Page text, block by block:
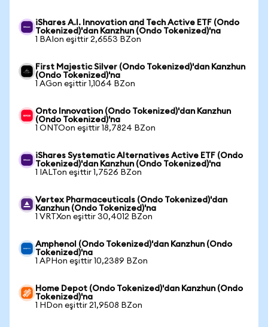
iShares A.I. Innovation and Tech Active ETF (Ondo
Tokenized)'dan Kanzhun (Ondo Tokenized)'na
1 BAIon eşittir 2,6553 BZon
First Majestic Silver (Ondo Tokenized)'dan Kanzhun
(Ondo Tokenized)'na
1 AGon eşittir 1,1064 BZon
Onto Innovation (Ondo Tokenized)'dan Kanzhun
(Ondo Tokenized)'na
1 ONTOon eşittir 18,7824 BZon
iShares Systematic Alternatives Active ETF (Ondo
Tokenized)'dan Kanzhun (Ondo Tokenized)'na
1 IALTon eşittir 1,7526 BZon
Vertex Pharmaceuticals (Ondo Tokenized)'dan
Kanzhun (Ondo Tokenized)'na
1 VRTXon eşittir 30,4012 BZon
Amphenol (Ondo Tokenized)'dan Kanzhun (Ondo
Tokenized)'na
1 APHon eşittir 10,2389 BZon
Home Depot (Ondo Tokenized)'dan Kanzhun (Ondo
Tokenized)'na
1 HDon eşittir 21,9508 BZon